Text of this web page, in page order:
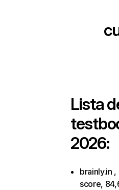
Lista
2026:
brainly.in
score,